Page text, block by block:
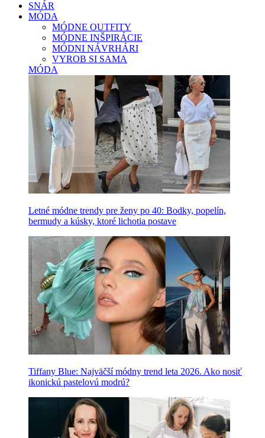
SNÁR
MÓDA
MÓDNE OUTFITY
MÓDNE INŠPIRÁCIE
MÓDNI NÁVRHÁRI
VYROB SI SAMA
MÓDA
Letné módne trendy pre ženy po 40: Bodky, popelín,
bermudy a kúsky, ktoré lichotia postave
Tiffany Blue: Najväčší módny trend leta 2026. Ako nosiť
ikonickú pastelovú modrú?